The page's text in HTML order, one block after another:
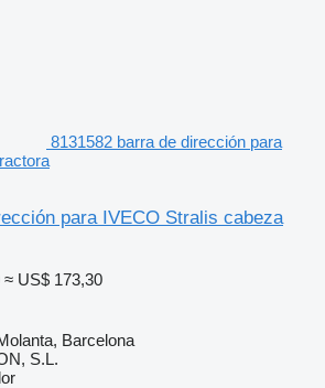
8131582 barra de dirección para
para IVECO Stralis cabeza
≈ US$ 173,30
Barcelona
S.L.